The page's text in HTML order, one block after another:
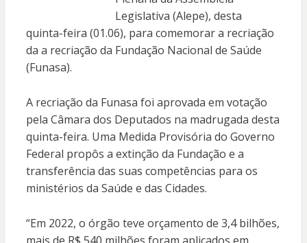
Legislativa (Alepe), desta
quinta-feira (01.06), para comemorar a recriação
da a recriação da Fundação Nacional de Saúde
(Funasa).
A recriação da Funasa foi aprovada em votação
pela Câmara dos Deputados na madrugada desta
quinta-feira. Uma Medida Provisória do Governo
Federal propôs a extinção da Fundação e a
transferência das suas competências para os
ministérios da Saúde e das Cidades.
“Em 2022, o órgão teve orçamento de 3,4 bilhões,